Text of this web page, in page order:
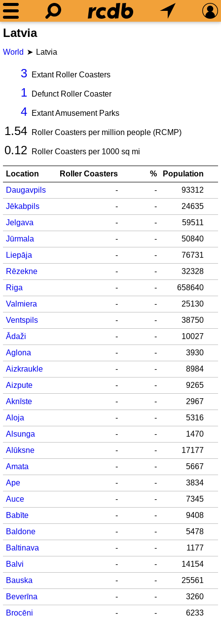
Latvia
World Latvia
3 Extant Roller Coasters
1 Defunct Roller Coaster
4 Extant Amusement Parks
1.54 Roller Coasters per million people (RCMP)
0.12 Roller Coasters per 1000 sq mi
Location Roller Coasters %
Population
Daugavpils
- -
93312
Jēkabpils
- -
24635
Jelgava
- -
59511
Jūrmala
- -
50840
Liepāja
- -
76731
Rēzekne
- -
32328
Riga
- -
658640
Valmiera
- -
25130
Ventspils
- -
38750
Ādaži
- -
10027
Aglona
- -
3930
Aizkraukle
- -
8984
Aizpute
- -
9265
Aknīste
- -
2967
Aloja
- -
5316
Alsunga
- -
1470
Alūksne
- -
17177
Amata
- -
5667
Ape
- -
3834
Auce
- -
7345
Babīte
- -
9408
Baldone
- -
5478
Baltinava
- -
1177
Balvi
- -
14154
Bauska
- -
25561
Beverīna
- -
3260
Brocēni
- -
6233